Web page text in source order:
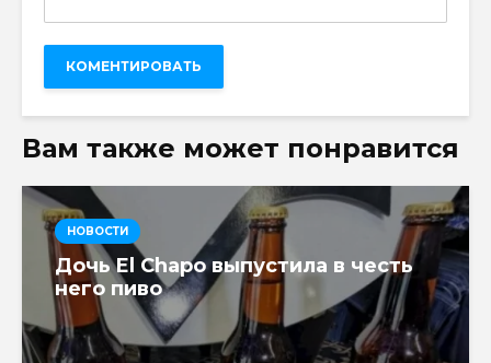
Вам также может понравится
НОВОСТИ
Дочь El Chapo выпустила в честь
него пиво